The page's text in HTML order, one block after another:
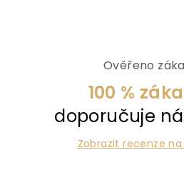
Ověřeno
100 %
doporučuje
Zobrazit recenze na